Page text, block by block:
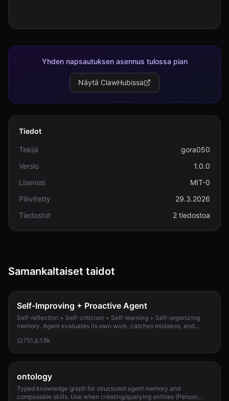
Yhden napsautuksen asennus tulossa pian
Näytä ClawHubissa
Tiedot
Tekijä
gora050
Versio
1.0.0
Lisenssi
MIT-0
Päivitetty
29.3.2026
Tiedostot
2 tiedostoa
Samankaltaiset taidot
Self-Improving + Proactive Agent
Self-reflection + Self-criticism + Self-learning + Self-organizing
memory. Agent evaluates its own work, catches mistakes, and
751
1.6k
ontology
Typed knowledge graph for structured agent memory and
composable skills. Use when creating/querying entities (Person,